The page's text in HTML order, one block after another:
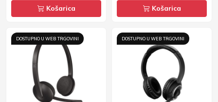
Košarica Košarica
DOSTUPNO U WEB TRGOVINI DOSTUPNO U WEB TRGOVINI